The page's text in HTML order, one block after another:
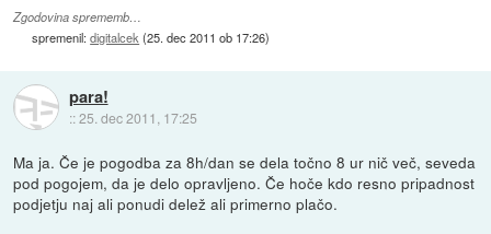
Zgodovina sprememb…
spremenil:digitalcek (25. dec 2011 ob 17:26)
para!
::25. dec 2011, 17:25
Ma ja. Če je pogodba za 8h/dan se dela točno 8 ur nič več, seveda
pod pogojem, da je delo opravljeno. Če hoče kdo resno pripadnost
podjetju naj ali ponudi delež ali primerno plačo.